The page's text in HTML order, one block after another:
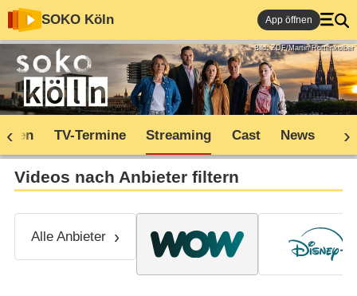
SOKO Köln App öffnen
Bild: ZDF/Martin Rottenkolber
TV-Termine Streaming Cast News
Videos nach Anbieter filtern
Alle Anbieter